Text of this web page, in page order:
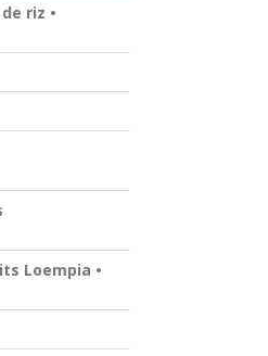
riz •
Loempia •